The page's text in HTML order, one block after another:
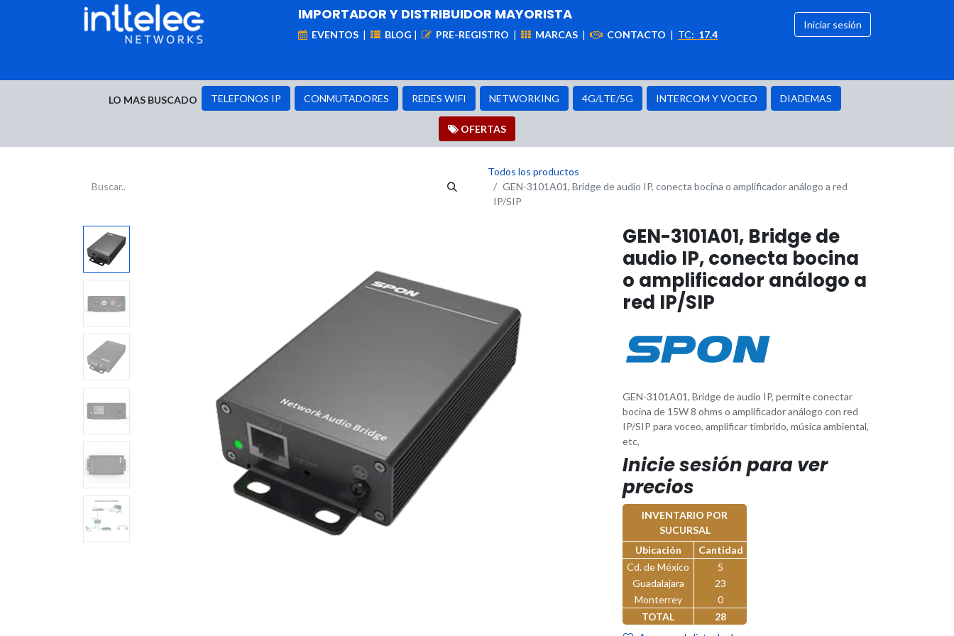
IMPORTADOR Y DISTRIBUIDOR MAYORISTA
EVENTOS | BLOG | PRE-REGISTRO | MARCAS | CONTACTO | TC: 17.4
Iniciar sesión
LO MAS BUSCADO TELEFONOS IP CONMUTADORES REDES WIFI NETWORKING 4G/LTE/5G INTERCOM Y VOCEO DIADEMAS
OFER​​​​TAS
Todos los productos
GEN-3101A01, Bridge de audio IP, conecta bocina o amplificador análogo a red
IP/SIP
GEN-3101A01, Bridge de
audio IP, conecta bocina
o amplificador análogo a
red IP/SIP
GEN-3101A01, Bridge de audio IP, permite conectar
bocina de 15W 8 ohms o amplificador análogo con red
IP/SIP para voceo, amplificar timbrido, música ambiental,
etc,
Inicie sesión para ver
precios
INVENTARIO POR
SUCURSAL
Ubicación
Cantidad
Cd. de México
5
Guadalajara
23
Monterrey
0
TOTAL
28